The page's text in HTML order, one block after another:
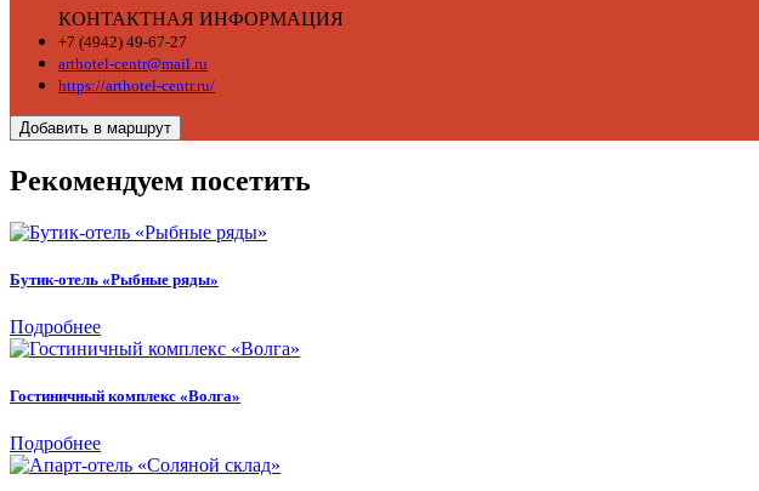
КОНТАКТНАЯ ИНФОРМАЦИЯ
+7 (4942) 49-67-27
arthotel-centr@mail.ru
https://arthotel-centr.ru/
Добавить в маршрут
Рекомендуем посетить
Бутик-отель «Рыбные ряды»
Подробнее
Гостиничный комплекс «Волга»
Подробнее